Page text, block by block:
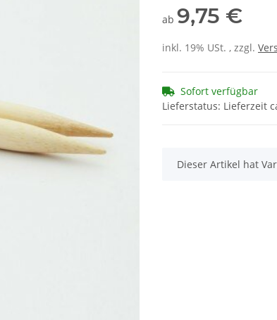
ab 9,75 €
inkl. 19% USt. , zzgl.
Sofort verfügbar
Lieferstatus: Lieferzeit
x
Dieser Artikel hat